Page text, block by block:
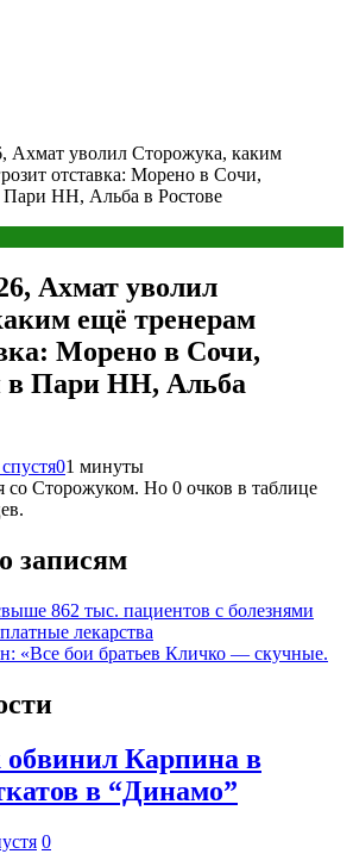
Ахмат уволил Сторожука, каким
отставка: Морено в Сочи,
НН, Альба в Ростове
Ахмат уволил
ещё тренерам
Морено в Сочи,
Пари НН, Альба
01 минуты
со Сторожуком. Но 0 очков в таблице
записям
862 тыс. пациентов с болезнями
лекарства
«Все бои братьев Кличко — скучные.
Карпина в
в “Динамо”
0